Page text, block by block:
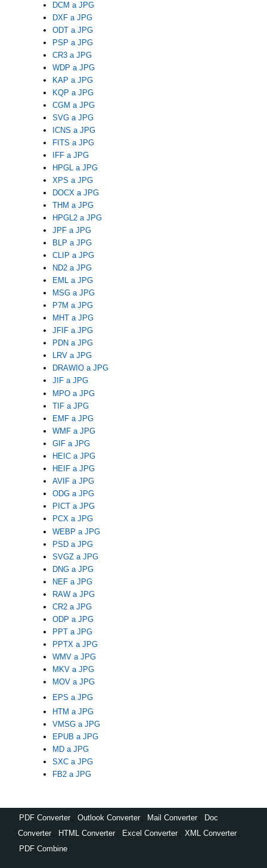
DCM a JPG
DXF a JPG
ODT a JPG
PSP a JPG
CR3 a JPG
WDP a JPG
KAP a JPG
KQP a JPG
CGM a JPG
SVG a JPG
ICNS a JPG
FITS a JPG
IFF a JPG
HPGL a JPG
XPS a JPG
DOCX a JPG
THM a JPG
HPGL2 a JPG
JPF a JPG
BLP a JPG
CLIP a JPG
ND2 a JPG
EML a JPG
MSG a JPG
P7M a JPG
MHT a JPG
JFIF a JPG
PDN a JPG
LRV a JPG
DRAWIO a JPG
JIF a JPG
MPO a JPG
TIF a JPG
EMF a JPG
WMF a JPG
GIF a JPG
HEIC a JPG
HEIF a JPG
AVIF a JPG
ODG a JPG
PICT a JPG
PCX a JPG
WEBP a JPG
PSD a JPG
SVGZ a JPG
DNG a JPG
NEF a JPG
RAW a JPG
CR2 a JPG
ODP a JPG
PPT a JPG
PPTX a JPG
WMV a JPG
MKV a JPG
MOV a JPG
EPS a JPG
HTM a JPG
VMSG a JPG
EPUB a JPG
MD a JPG
SXC a JPG
FB2 a JPG
PDF Converter , Outlook Converter , Mail Converter ,
Doc
Converter , HTML Converter , Excel Converter , XML Converter ,
PDF Combine